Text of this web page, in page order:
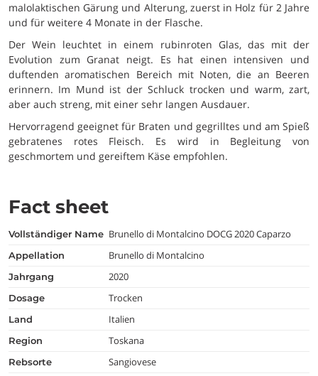
malolaktischen Gärung und Alterung, zuerst in Holz für 2 Jahre
und für weitere 4 Monate in der Flasche.
Der Wein leuchtet in einem rubinroten Glas, das mit der
Evolution zum Granat neigt. Es hat einen intensiven und
duftenden aromatischen Bereich mit Noten, die an Beeren
erinnern. Im Mund ist der Schluck trocken und warm, zart,
aber auch streng, mit einer sehr langen Ausdauer.
Hervorragend geeignet für Braten und gegrilltes und am Spieß
gebratenes rotes Fleisch. Es wird in Begleitung von
geschmortem und gereiftem Käse empfohlen.
Fact sheet
vollständiger Name Brunello di Montalcino DOCG 2020 Caparzo
appellation Brunello di Montalcino
jahrgang 2020
dosage Trocken
land Italien
region Toskana
rebsorte Sangiovese